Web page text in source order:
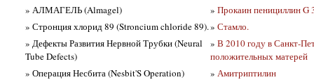
» АЛМАГЕЛЬ (Almagel)
» Стронция хлорид 89 (Stroncium chloride 89).
» Дефекты Развития Нервной Трубки (Neural
Tube Defects)
» Операция Несбита (Nesbit'S Operation)
» Прокаин пенициллин G
» Стамло.
» В 2010 году в Санкт-
положительных матерей
» Амитриптилин